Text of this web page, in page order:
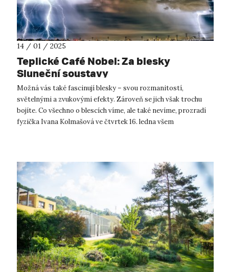
14 / 01 / 2025
Teplické Café Nobel: Za blesky
Sluneční soustavy
Možná vás také fascinují blesky – svou rozmanitostí,
světelnými a zvukovými efekty. Zároveň se jich však trochu
bojíte. Co všechno o blescích víme, ale také nevíme, prozradí
fyzička Ivana Kolmašová ve čtvrtek 16. ledna všem